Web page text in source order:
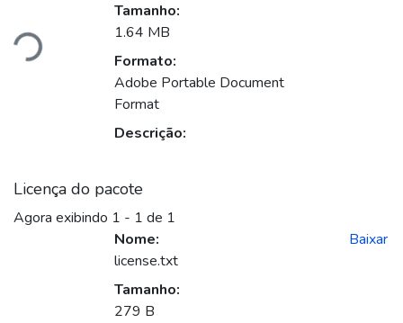
Carregando...
Tamanho:
1.64 MB
Formato:
Adobe Portable Document
Format
Descrição:
Licença do pacote
Agora exibindo 1 - 1 de 1
Nome:
license.txt
Tamanho:
279 B
Baixar